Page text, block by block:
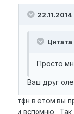
Цитата
Просто
Ваш друг
тфн в етом вы
и вспомню , Так